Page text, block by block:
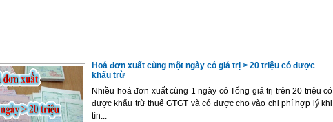
Hoá đơn xuất cùng một ngày có giá trị > 20 triệu có được
khấu trừ
Nhiều hoá đơn xuất cùng 1 ngày có Tổng giá trị trên 20 triệu có
được khấu trừ thuế GTGT và có được cho vào chi phí hợp lý khi
tín...